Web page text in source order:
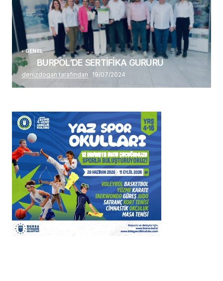
GENEL
BURPOL’DE SERTİFİKA GURURU
denizdogan tarafından 19/07/2024